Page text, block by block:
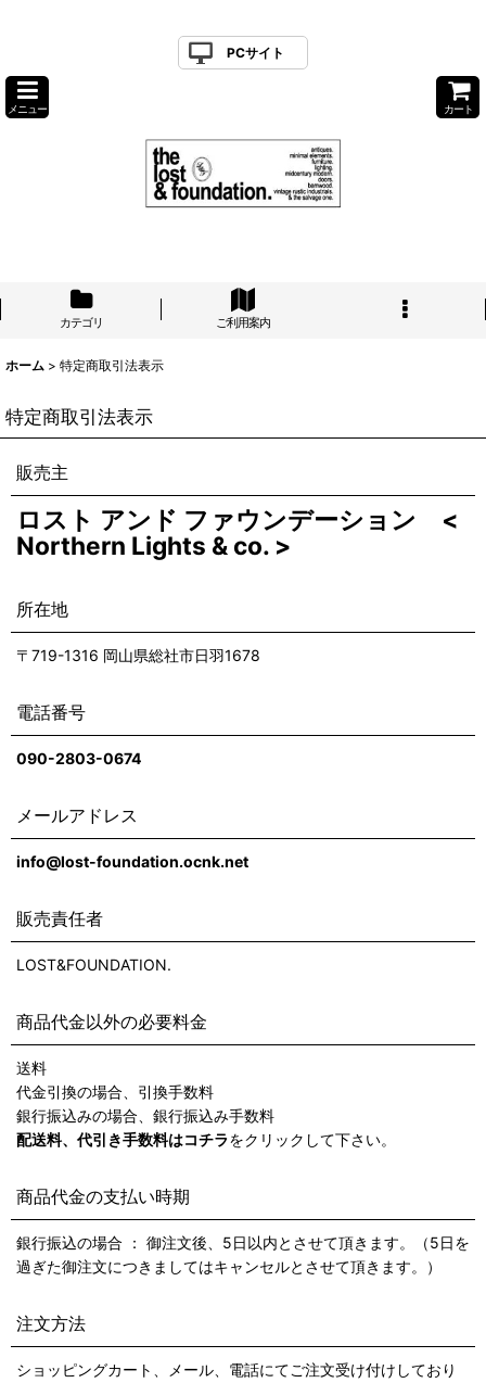
PCサイト
メニュー カート
カテゴリ ご利用案内
ホーム > 特定商取引法表示
特定商取引法表示
販売主
ロスト アンド ファウンデーション <
Northern Lights & co. >
所在地
〒719-1316 岡山県総社市日羽1678
電話番号
090-2803-0674
メールアドレス
info@lost-foundation.ocnk.net
販売責任者
LOST&FOUNDATION.
商品代金以外の必要料金
送料
代金引換の場合、引換手数料
銀行振込みの場合、銀行振込み手数料
配送料、代引き手数料はコチラをクリックして下さい。
商品代金の支払い時期
銀行振込の場合 ： 御注文後、5日以内とさせて頂きます。（5日を
過ぎた御注文につきましてはキャンセルとさせて頂きます。）
注文方法
ショッピングカート、メール、電話にてご注文受け付けしており